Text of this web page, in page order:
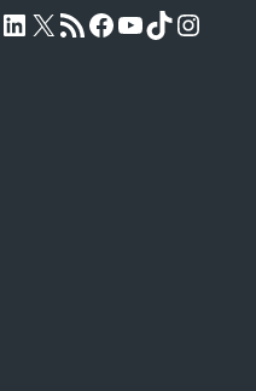
L4SB LINKEDIN
X L4SB RSS FEEDL4SB FACEBOOK
L4SB YOUTUBE
TIKTOKINSTAGRAM